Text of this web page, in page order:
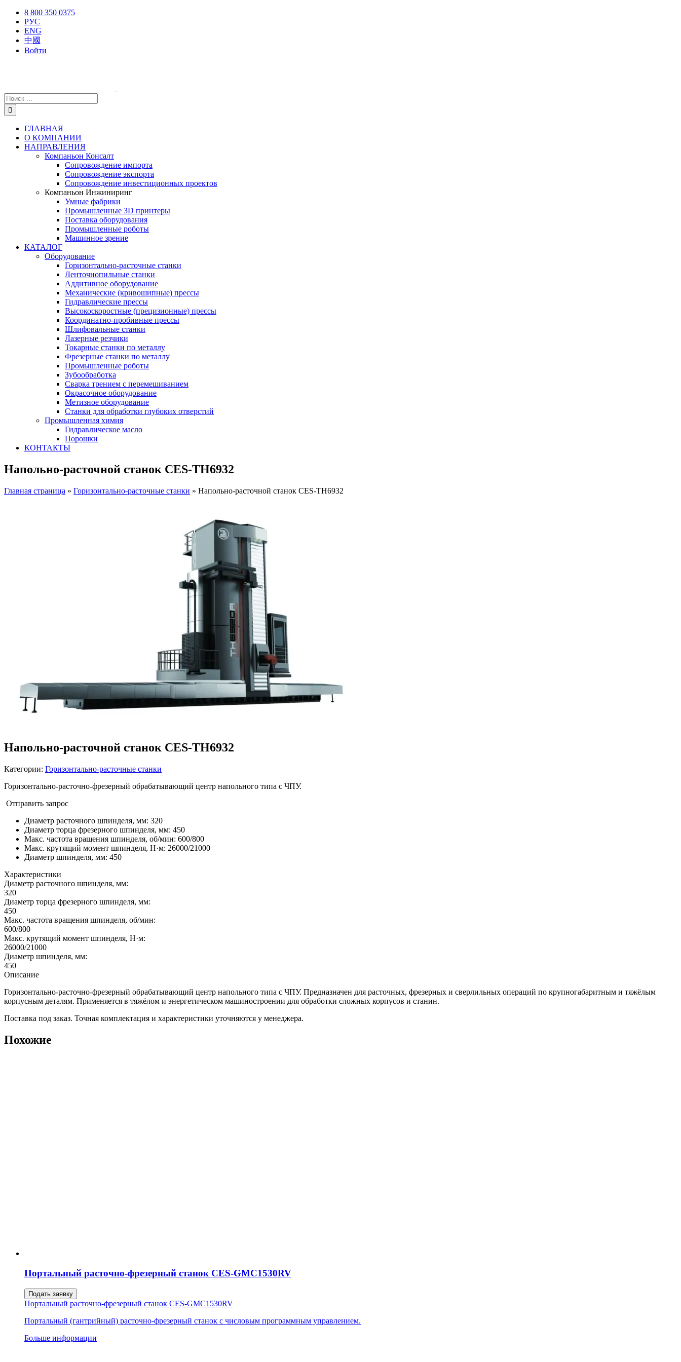
Skip
content
Facebook
YouTube
Instagram8 800 350 0375
РУС
ENG
中國
Войти
Результат
поиска:
ГЛАВНАЯ
О КОМПАНИИ
НАПРАВЛЕНИЯ
Компаньон Консалт
Сопровождение импорта
Сопровождение экспорта
Сопровождение инвестиционных проектов
Компаньон Инжиниринг
Умные фабрики
Промышленные 3D принтеры
Поставка оборудования
Промышленные роботы
Машинное зрение
КАТАЛОГ
Оборудование
Горизонтально-расточные станки
Ленточнопильные станки
Аддитивное оборудование
Механические (кривошипные) прессы
Гидравлические прессы
Высокоскоростные (прецизионные) прессы
Координатно-пробивные прессы
Шлифовальные станки
Лазерные резчики
Токарные станки по металлу
Фрезерные станки по металлу
Промышленные роботы
Зубообработка
Сварка трением с перемешиванием
Окрасочное оборудование
Метизное оборудование
Станки для обработки глубоких отверстий
Промышленная химия
Гидравлическое масло
Порошки
КОНТАКТЫ
Напольно-расточной станок CES-TH6932
Главная страница » Горизонтально-расточные станки » Напольно-расточной станок CES-TH6932
Напольно-расточной станок CES-TH6932
Категории: Горизонтально-расточные станки
Горизонтально-расточно-фрезерный обрабатывающий центр напольного типа с ЧПУ.
Отправить запрос
Диаметр расточного шпинделя, мм: 320
Диаметр торца фрезерного шпинделя, мм: 450
Макс. частота вращения шпинделя, об/мин: 600/800
Макс. крутящий момент шпинделя, Н·м: 26000/21000
Диаметр шпинделя, мм: 450
Характеристики
Диаметр расточного шпинделя, мм:
320
Диаметр торца фрезерного шпинделя, мм:
450
Макс. частота вращения шпинделя, об/мин:
600/800
Макс. крутящий момент шпинделя, Н·м:
26000/21000
Диаметр шпинделя, мм:
450
Описание
Горизонтально-расточно-фрезерный обрабатывающий центр напольного типа с ЧПУ. Предназначен для расточных, фрезерных и сверлильных операций по крупногабаритным и тяжёлым
корпусным деталям. Применяется в тяжёлом и энергетическом машиностроении для обработки сложных корпусов и станин.
Поставка под заказ. Точная комплектация и характеристики уточняются у менеджера.
Похожие
Портальный расточно-фрезерный станок CES-GMC1530RV
Подать заявку
Портальный расточно-фрезерный станок CES-GMC1530RV
Портальный (гантрийный) расточно-фрезерный станок с числовым программным управлением.
Больше информации